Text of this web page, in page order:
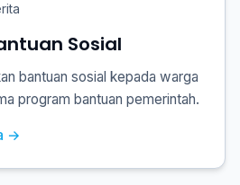
Sosial
bantuan sosial kepada warga
program bantuan pemerintah.
→